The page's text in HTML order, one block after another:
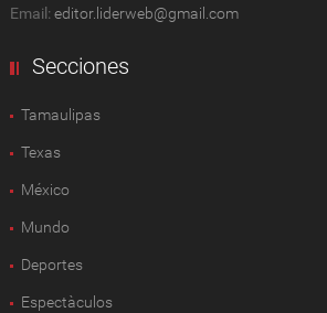
Email: editor.liderweb@gmail.com
Secciones
Tamaulipas
Texas
México
Mundo
Deportes
Espectàculos